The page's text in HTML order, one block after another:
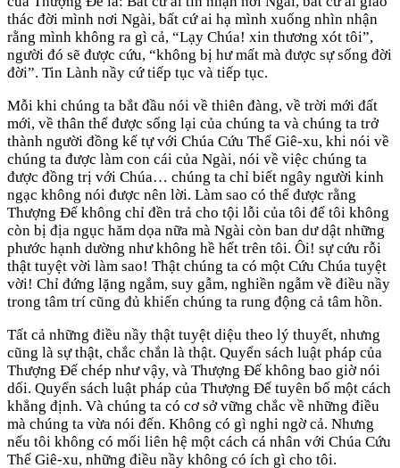
thác đời mình nơi Ngài, bất cứ ai hạ mình xuống nhìn nhận
rằng mình không ra gì cả, “Lạy Chúa! xin thương xót tôi”,
người đó sẽ được cứu, “không bị hư mất mà được sự sống đời
đời”. Tin Lành nầy cứ tiếp tục và tiếp tục.
Mỗi khi chúng ta bắt đầu nói về thiên đàng, về trời mới đất
mới, về thân thể được sống lại của chúng ta và chúng ta trở
thành người đồng kế tự với Chúa Cứu Thế Giê-xu, khi nói về
chúng ta được làm con cái của Ngài, nói về việc chúng ta
được đồng trị với Chúa… chúng ta chỉ biết ngây người kinh
ngạc không nói được nên lời. Làm sao có thể được rằng
Thượng Đế không chỉ đền trả cho tội lỗi của tôi để tôi không
còn bị địa ngục hăm dọa nữa mà Ngài còn ban dư dật những
phước hạnh dường như không hề hết trên tôi. Ôi! sự cứu rỗi
thật tuyệt vời làm sao! Thật chúng ta có một Cứu Chúa tuyệt
vời! Chỉ đứng lặng ngắm, suy gẫm, nghiền ngẫm về điều nầy
trong tâm trí cũng đủ khiến chúng ta rung động cả tâm hồn.
Tất cả những điều nầy thật tuyệt diệu theo lý thuyết, nhưng
cũng là sự thật, chắc chắn là thật. Quyển sách luật pháp của
Thượng Đế chép như vậy, và Thượng Đế không bao giờ nói
dối. Quyển sách luật pháp của Thượng Đế tuyên bố một cách
khẳng định. Và chúng ta có cơ sở vững chắc về những điều
mà chúng ta vừa nói đến. Không có gì nghi ngờ cả. Nhưng
nếu tôi không có mối liên hệ một cách cá nhân với Chúa Cứu
Thế Giê-xu, những điều nầy không có ích gì cho tôi.